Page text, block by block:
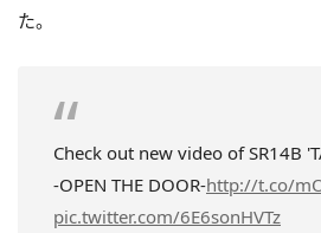
た。
Check out new video of SR14B
-OPEN THE DOOR-http://t.co/
pic.twitter.com/6E6sonHVTz